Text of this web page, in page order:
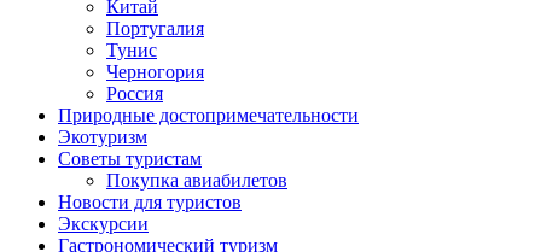
Китай
Португалия
Тунис
Черногория
Россия
Природные достопримечательности
Экотуризм
Советы туристам
Покупка авиабилетов
Новости для туристов
Экскурсии
Гастрономический туризм